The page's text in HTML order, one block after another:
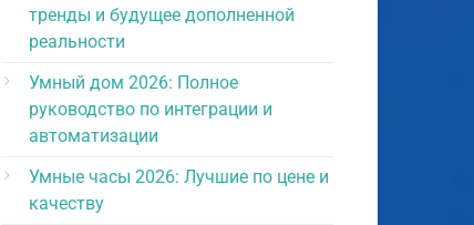
тренды и будущее дополненной
реальности
Умный дом 2026: Полное
руководство по интеграции и
автоматизации
Умные часы 2026: Лучшие по цене и
качеству